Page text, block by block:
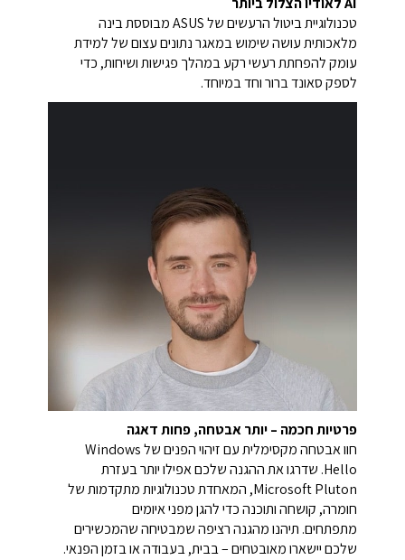
טכנולוגיית ביטול הרעשים של ASUS מבוססת בינה
מלאכותית עושה שימוש במאגר נתונים עצום של למידת
עומק להפחתת רעשי רקע במהלך פגישות ושיחות, כדי
לספק סאונד ברור וחד במיוחד.
פרטיות חכמה – יותר אבטחה, פחות דאגה
חוו אבטחה מקסימלית עם זיהוי הפנים של Windows
Hello. שדרגו את ההגנה שלכם אפילו יותר בעזרת
Microsoft Pluton, המאחדת טכנולוגיות מתקדמות של
חומרה, קושחה ותוכנה כדי להגן מפני איומים
מתפתחים. תיהנו מהגנה רציפה שמבטיחה שהמכשירים
שלכם יישארו מאובטחים – בבית, בעבודה או בזמן הפנאי.